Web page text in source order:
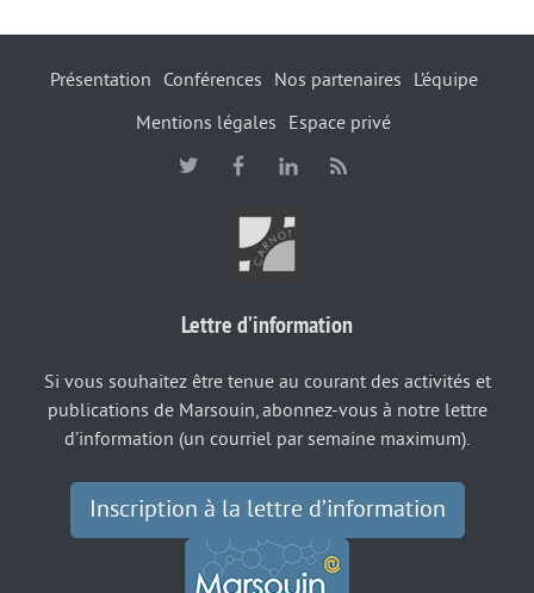
Présentation Conférences Nos partenaires
L’équipe
Mentions légales
Espace privé
Lettre d’information
Si vous souhaitez être tenue au courant des activités et
publications de Marsouin, abonnez-vous à notre lettre
d’information (un courriel par semaine maximum).
Inscription à la lettre d’information